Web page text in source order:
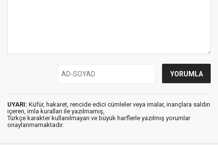
UYARI: Küfür, hakaret, rencide edici cümleler veya imalar, inançlara saldırı
içeren, imla kuralları ile yazılmamış,
Türkçe karakter kullanılmayan ve büyük harflerle yazılmış yorumlar
onaylanmamaktadır.